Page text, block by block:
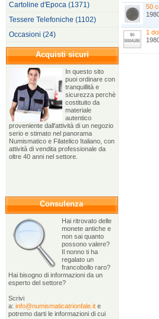
Cartoline d'Epoca (1371)
Tessere Telefoniche (1102)
Occasioni (24)
Acquisti sicuri
In questo sito
puoi ordinare con
tranquillità e
sicurezza perchè
costituito da
materiale
autentico
proveniente dall'attività di un negozio
serio e stimato nel panorama
Numismatico e Filatelico Italiano, con
attività di vendita professionale da
oltre 40 anni nel settore.
Consulenza
Hai ritrovato delle
monete antiche e
non sai quanto
possono valere?
Il nonno ti ha
regalato un
francobollo raro?
Hai bisogno di informazioni da un
esperto del settore?
Scrivi
a: info@numismaticatrionfale.it e
potremo darti le informazioni di cui
50
1